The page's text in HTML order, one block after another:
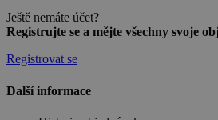
Ještě nemáte účet?
Registrujte se a mějte všechny svoje
Registrovat se
Další informace